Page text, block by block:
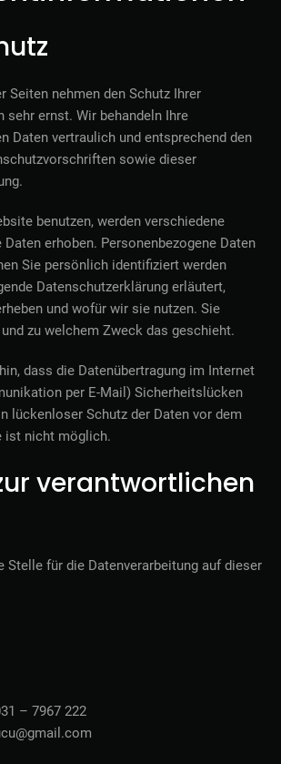
Seiten nehmen den Schutz Ihrer
sehr ernst. Wir behandeln Ihre
Daten vertraulich und entsprechend den
sowie dieser
benutzen, werden verschiedene
Daten erhoben. Personenbezogene Daten
Sie persönlich identifiziert werden
Datenschutzerklärung erläutert,
und wofür wir sie nutzen. Sie
zu welchem Zweck das geschieht.
dass die Datenübertragung im Internet
per E-Mail) Sicherheitslücken
lückenloser Schutz der Daten vor dem
ist nicht möglich.
verantwortlichen
Stelle für die Datenverarbeitung auf dieser
– 7967 222